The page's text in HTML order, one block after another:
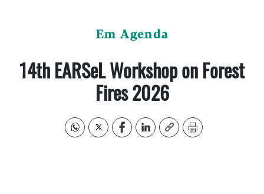
Em Agenda
14th EARSeL Workshop on Forest
Fires 2026